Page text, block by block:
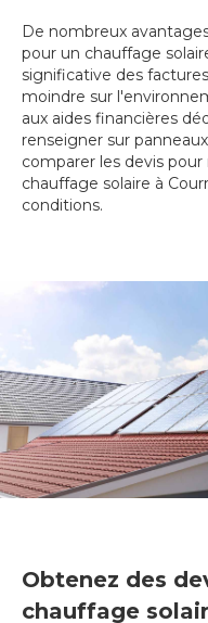
De nombreux
pour un chauffage
significative des
moindre sur
aux aides financières
renseigner sur
comparer les devis
chauffage solaire à
conditions.
Obtenez des
chauffage